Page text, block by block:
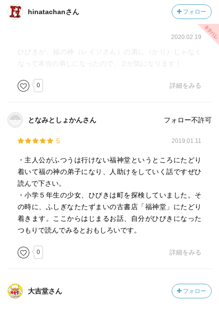
hinatachanさん フォロー
2020.02.19
ひびきが、福の神（レイジさん）の弟し（かり）じゃなく
なって本当の弟しになったので、２が気になります！
0 詳細をみる
となみとしょかんさん フォロー不許可
5 2019.01.11
・主人公がふつうは行けない福神堂というところにたどり
着いて福の神の弟子になり、人助けをしていく話ですぜひ
読んで下さい。
・小学５年生の少女、ひびきは町を探検していました。そ
の時に、ふしぎなたたずまいの古書店「福神堂」にたどり
着きます。ここからはじまるお話、自分がひびきになった
つもりで読んでみるとおもしろいです。
0 詳細をみる
大吉堂さん フォロー